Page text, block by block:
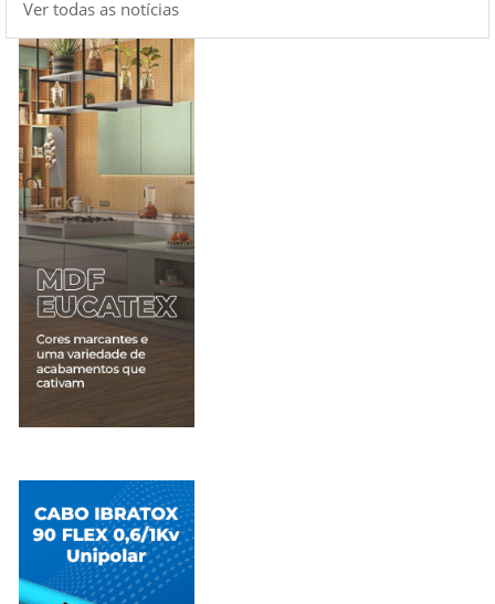
Ver todas as notícias